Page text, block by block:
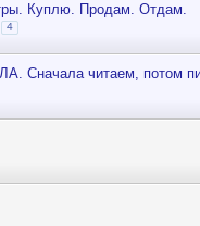
Куплю. Продам. Отдам.
4
Сначала читаем, потом